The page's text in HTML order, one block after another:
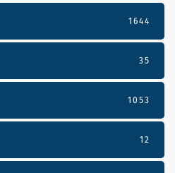
1644
35
1053
12